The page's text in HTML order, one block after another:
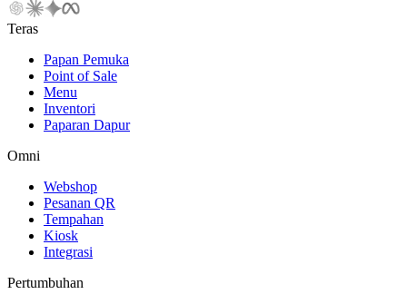
Teras
Papan Pemuka
Point of Sale
Menu
Inventori
Paparan Dapur
Omni
Webshop
Pesanan QR
Tempahan
Kiosk
Integrasi
Pertumbuhan